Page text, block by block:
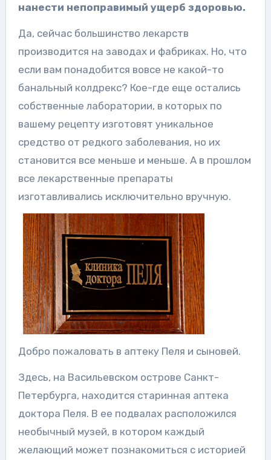
нанести непоправимый ущерб здоровью.
Да, сейчас большинство лекарств
производится на заводах и фабриках. Но, что
если вам понадобится вовсе не какой-то
банальный колдрекс? Кое-где еще остались
собственные лаборатории, в которых по
вашему рецепту изготовят уникальное
средство от редкого заболевания, но их
становится все меньше и меньше. А в прошлом
все лекарственные препараты
изготавливались исключительно вручную.
Добро пожаловать в аптеку Пеля и сыновей.
Здесь, на Васильевском острове Санкт-
Петербурга, находится старинная аптека
доктора Пеля. В ее подвалах расположился
необычный музей, в котором каждый
желающий может познакомиться с историей